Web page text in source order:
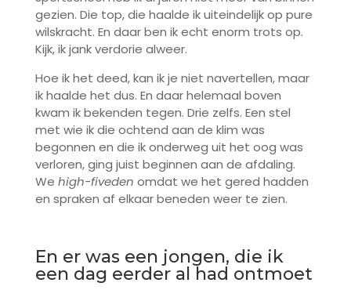
gezien. Die top, die haalde ik uiteindelijk op pure
wilskracht. En daar ben ik echt enorm trots op.
Kijk, ik jank verdorie alweer.
Hoe ik het deed, kan ik je niet navertellen, maar
ik haalde het dus. En daar helemaal boven
kwam ik bekenden tegen. Drie zelfs. Een stel
met wie ik die ochtend aan de klim was
begonnen en die ik onderweg uit het oog was
verloren, ging juist beginnen aan de afdaling.
We high-fiveden omdat we het gered hadden
en spraken af elkaar beneden weer te zien.
En er was een jongen, die ik
een dag eerder al had ontmoet